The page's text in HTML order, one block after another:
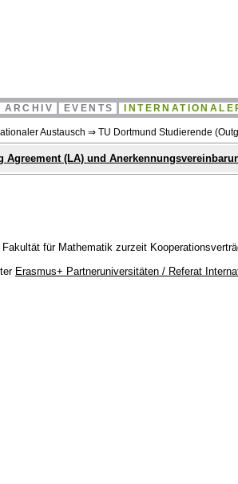
ARCHIV EVENTS
Austausch ⇒ TU Dortmund Studierende
Agreement (LA) und
für Mathematik zurzeit
Erasmus+ Partneruniversitäten / Referat